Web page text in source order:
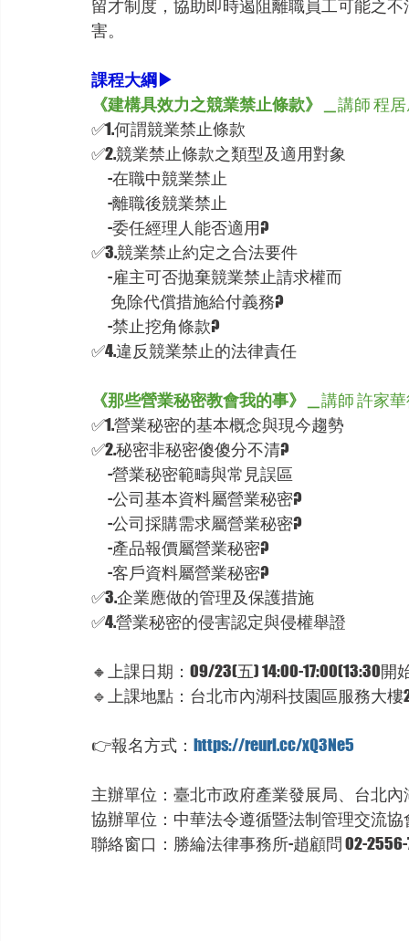
留才制度，協助即時遏阻離職員工可能之
害。
課程大綱▶
《建構具效力之競業禁止條款》＿ 講師 程
✅1.何謂競業禁止條款
✅2.競業禁止條款之類型及適用對象
-在職中競業禁止
-離職後競業禁止
-委任經理人能否適用?
✅3.競業禁止約定之合法要件
-雇主可否拋棄競業禁止請求權而
免除代償措施給付義務?
-禁止挖角條款?
✅4.違反競業禁止的法律責任
《那些營業秘密教會我的事》＿ 講師 許家
✅1.營業秘密的基本概念與現今趨勢
✅2.秘密非秘密傻傻分不清?
-營業秘密範疇與常見誤區
-公司基本資料屬營業秘密?
-公司採購需求屬營業秘密?
-產品報價屬營業秘密?
-客戶資料屬營業秘密?
✅3.企業應做的管理及保護措施
✅4.營業秘密的侵害認定與侵權舉證
🔸 上課日期：09/23(五) 14:00-17:00(13:30開
🔹 上課地點：台北市內湖科技園區服務大
👉報名方式： https://reurl.cc/xQ3Ne5
主辦單位：臺北市政府產業發展局、台北
協辦單位：中華法令遵循暨法制管理交流協
聯絡窗口：勝綸法律事務所-趙顧問 02-2556-